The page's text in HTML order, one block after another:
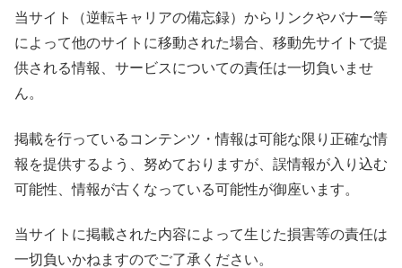
当サイト（逆転キャリアの備忘録）からリンクやバナー等
によって他のサイトに移動された場合、移動先サイトで提
供される情報、サービスについての責任は一切負いませ
ん。
掲載を行っているコンテンツ・情報は可能な限り正確な情
報を提供するよう、努めておりますが、誤情報が入り込む
可能性、情報が古くなっている可能性が御座います。
当サイトに掲載された内容によって生じた損害等の責任は
一切負いかねますのでご了承ください。